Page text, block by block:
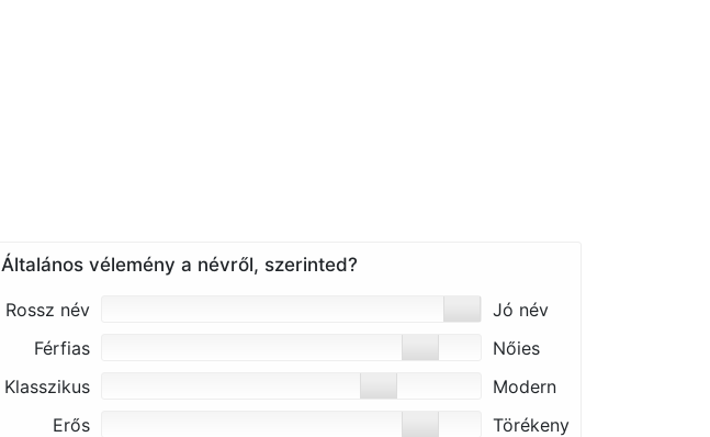
Általános vélemény a névről, szerinted?
Rossz név
Jó név
Férfias
Nőies
Klasszikus
Modern
Erős
Törékeny